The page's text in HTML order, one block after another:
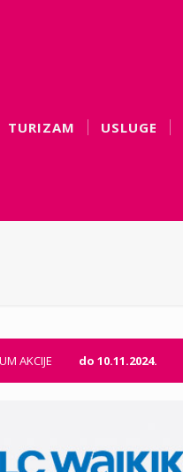
TURIZAM USLUGE
AKCIJE do 10.11.2024.